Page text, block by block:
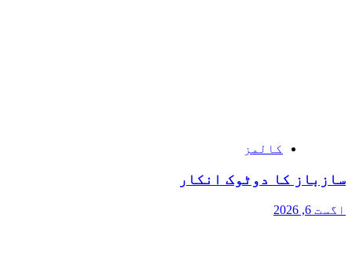
کالمز
سازباز کا دوٹوک انکار
اگست 6, 2026